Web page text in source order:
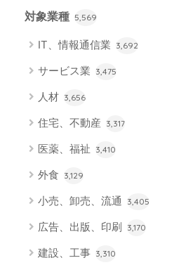
対象業種 5,569
IT、情報通信業 3,692
サービス業 3,475
人材 3,656
住宅、不動産 3,317
医薬、福祉 3,410
外食 3,129
小売、卸売、流通 3,405
広告、出版、印刷 3,170
建設、工事 3,310